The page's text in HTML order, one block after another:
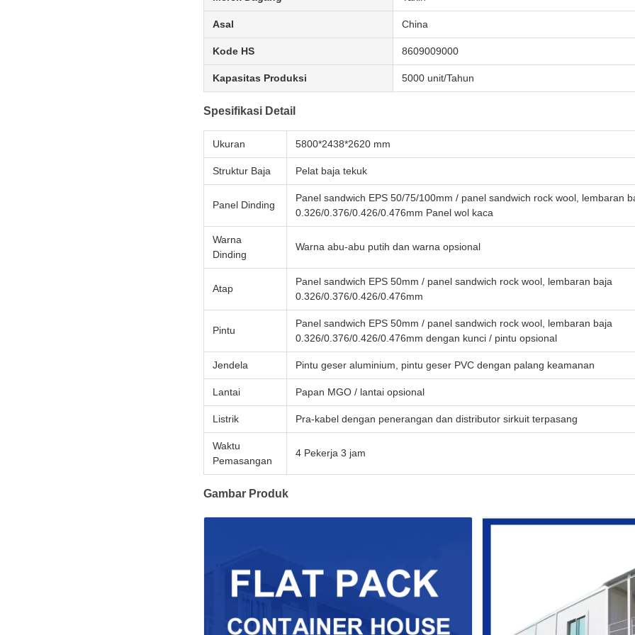
Asal China
Kode HS 8609009000
Kapasitas Produksi 5000 unit/Tahun
Spesifikasi Detail
Ukuran 5800*2438*2620 mm
Struktur Baja Pelat baja tekuk
Panel Dinding
Panel sandwich EPS 50/75/100mm / panel sandwich rock wool, lembaran
0.326/0.376/0.426/0.476mm Panel wol kaca
Warna
Dinding
Warna abu-abu putih dan warna opsional
Atap
Panel sandwich EPS 50mm / panel sandwich rock wool, lembaran baja
0.326/0.376/0.426/0.476mm
Pintu
Panel sandwich EPS 50mm / panel sandwich rock wool, lembaran baja
0.326/0.376/0.426/0.476mm dengan kunci / pintu opsional
Jendela Pintu geser aluminium, pintu geser PVC dengan palang keamanan
Lantai Papan MGO / lantai opsional
Listrik Pra-kabel dengan penerangan dan distributor sirkuit terpasang
Waktu
Pemasangan
4 Pekerja 3 jam
Gambar Produk